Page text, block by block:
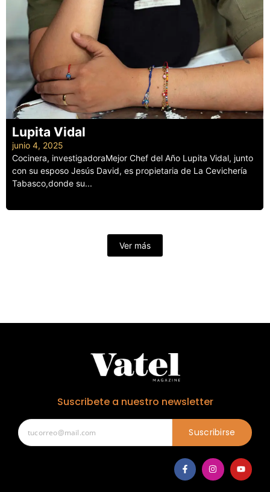
Lupita Vidal
junio 4, 2025
Cocinera, investigadoraMejor Chef del Año Lupita Vidal, junto
con su esposo Jesús David, es propietaria de La Cevichería
Tabasco,donde su...
Ver más
Suscribete a nuestro newsletter
Suscribirse